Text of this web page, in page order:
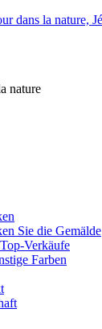
nature
Sie die Gemälde
Verkäufe
Farben